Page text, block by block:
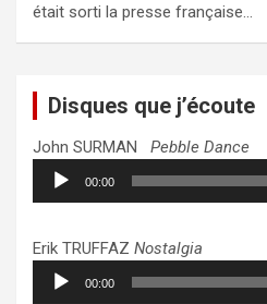
était sorti la presse française…
Disques que j’écoute
John SURMAN Pebble Dance
Lecteur
audio
00:00
Erik TRUFFAZ Nostalgia
Lecteur
audio
00:00